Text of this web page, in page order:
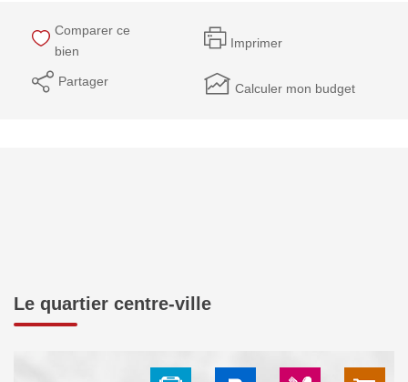
Comparer ce
bien
Imprimer
Partager Calculer mon budget
Le quartier centre-ville